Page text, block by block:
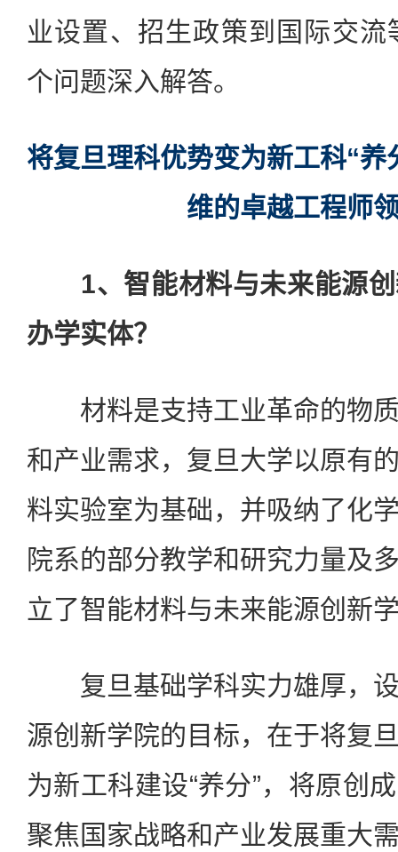
业设置、招生政策到国际交
个问题深入解答。
将复旦理科优势变为新工科“养
维的卓越工程师
1、智能材料与未来能源
办学实体？
材料是支持工业革命的物质
和产业需求，复旦大学以原有
料实验室为基础，并吸纳了化
院系的部分教学和研究力量及
立了智能材料与未来能源创新
复旦基础学科实力雄厚，设
源创新学院的目标，在于将复
为新工科建设“养分”，将原创
聚焦国家战略和产业发展重大